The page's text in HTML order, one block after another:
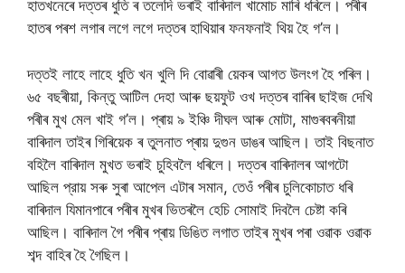
হাতখনেৰে দত্তৰ ধুতি ৰ তলেদি ভৰাই বাৰিদাল খামোচ মাৰি ধৰিলে। পৰীৰ
হাতৰ পৰশ লগাৰ লগে লগে দত্তৰ হাথিয়াৰ ফনফনাই থিয় হৈ গ’ল।
দত্তই লাহে লাহে ধুতি খন খুলি দি বোৱাৰী য়েকৰ আগত উলংগ হৈ পৰিল।
৬৫ বছৰীয়া, কিন্তু আটিল দেহা আৰু ছয়ফুট ওখ দত্তৰ বাৰিৰ ছাইজ দেখি
পৰীৰ মুখ মেল খাই গ’ল। প্ৰায় ৯ ইঞ্চি দীঘল আৰু মোটা, মাগুৰবৰনীয়া
বাৰিদাল তাইৰ গিৰিয়েক ৰ তুলনাত প্ৰায় দুগুন ডাঙৰ আছিল। তাই বিছনাত
বহিলৈ বাৰিদাল মুখত ভৰাই চুহিবলৈ ধৰিলে। দত্তৰ বাৰিদালৰ আগটো
আছিল প্রায় সৰু সুৰা আপেল এটাৰ সমান, তেওঁ পৰীৰ চুলিকোচাত ধৰি
বাৰিদাল যিমানপাৰে পৰীৰ মুখৰ ভিতৰলৈ হেচি সোমাই দিবলৈ চেষ্টা কৰি
আছিল। বাৰিদাল গৈ পৰীৰ প্ৰায় ডিঙিত লগাত তাইৰ মুখৰ পৰা ওৱাক ওৱাক
শব্দ বাহিৰ হৈ গৈছিল।